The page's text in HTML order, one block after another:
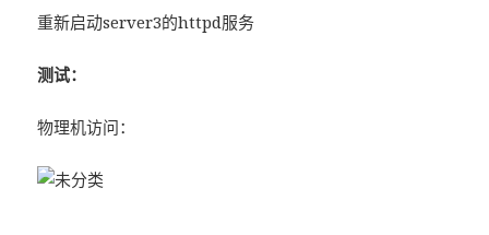
重新启动server3的httpd服务
测试：
物理机访问：